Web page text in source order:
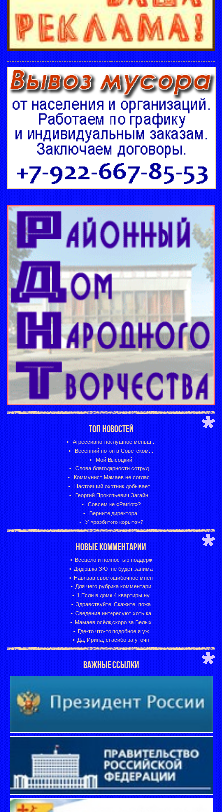
ТОП НОВОСТЕЙ
Агрессивно-послушное меньш...
Весенний потоп в Советском...
Мой Высоцкий
Слова благодарности сотруд...
Коммунист Мамаев не соглас...
Настоящий охотник добывает...
Георгий Прокопьевич Загайн...
Совсем не «Patriot»?
Верните директора!
У «разбитого корыта»?
НОВЫЕ КОММЕНТАРИИ
Всецело и полностью поддерж
Дядюшка ЗЮ -не будет занима
Навязав свое ошибочное мнен
Для чего рубрика комментари
1.Если в доме 4 квартиры,ну
Здравствуйте. Скажите, пожа
Сведения интересуют хоть ка
Мамаев осёлк,скоро за Белых
Где-то что-то подобное я уж
Да, Ирина, спасибо за уточн
ВАЖНЫЕ ССЫЛКИ